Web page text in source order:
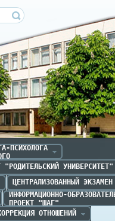
ПСИХОЛОГА
"РОДИТЕЛЬСКИЙ УНИВЕРСИТЕТ"
ЦЕНТРАЛИЗОВАННЫЙ ЭКЗАМЕН
ИНФОРМАЦИОННО-
ПРОЕКТ "ШАГ"
ОТНОШЕНИЙ